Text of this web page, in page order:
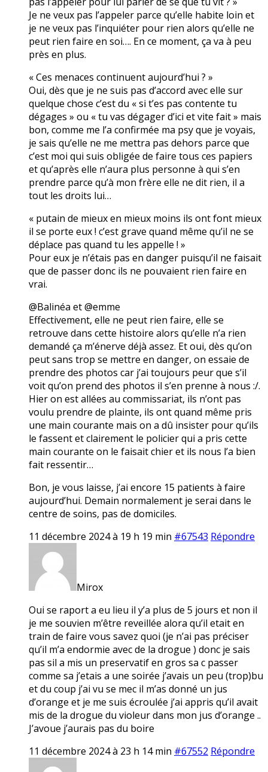
Je ne veux pas l’appeler parce qu’elle habite loin et
je ne veux pas l’inquiéter pour rien alors qu’elle ne
peut rien faire en soi…. En ce moment, ça va à peu
près en plus.
« Ces menaces continuent aujourd’hui ? »
Oui, dès que je ne suis pas d’accord avec elle sur
quelque chose c’est du « si t’es pas contente tu
dégages » ou « tu vas dégager d’ici et vite fait » mais
bon, comme me l’a confirmée ma psy que je voyais,
je sais qu’elle ne me mettra pas dehors parce que
c’est moi qui suis obligée de faire tous ces papiers
et qu’après elle n’aura plus personne à qui s’en
prendre parce qu’à mon frère elle ne dit rien, il a
tout les droits lui…
« putain de mieux en mieux moins ils ont font mieux
il se porte eux ! c’est grave quand même qu’il ne se
déplace pas quand tu les appelle ! »
Pour eux je n’étais pas en danger puisqu’il ne faisait
que de passer donc ils ne pouvaient rien faire en
vrai.
@Balinéa et @emme
Effectivement, elle ne peut rien faire, elle se
retrouve dans cette histoire alors qu’elle n’a rien
demandé ça m’énerve déjà assez. Et oui, dès qu’on
peut sans trop se mettre en danger, on essaie de
prendre des photos car j’ai toujours peur que s’il
voit qu’on prend des photos il s’en prenne à nous :/.
Hier on est allées au commissariat, ils n’ont pas
voulu prendre de plainte, ils ont quand même pris
une main courante mais on a dû insister pour qu’ils
le fassent et clairement le policier qui a pris cette
main courante on le faisait chier et ils nous l’a bien
fait ressentir…
Bon, je vous laisse, j’ai encore 15 patients à faire
aujourd’hui. Demain normalement je serai dans le
centre de soins, pas de domiciles.
11 décembre 2024 à 19 h 19 min #67543 Répondre
Mirox
Oui se raport a eu lieu il y’a plus de 5 jours et non il
je me souvien m’être reveillée alora qu’il etait en
train de faire vous savez quoi (je n’ai pas préciser
qu’il m’a endormie avec de la drogue ) donc je sais
pas sil a mis un preservatif en gros sa c passer
comme sa j’etais a une soirée j’avais un peu (trop)bu
et du coup j’ai vu se mec il m’as donné un jus
d’orange et je me suis écroulée j’ai appris qu’il avait
mis de la drogue du violeur dans mon jus d’orange ..
J’avoue j’aurais pas du boire
11 décembre 2024 à 23 h 14 min #67552 Répondre